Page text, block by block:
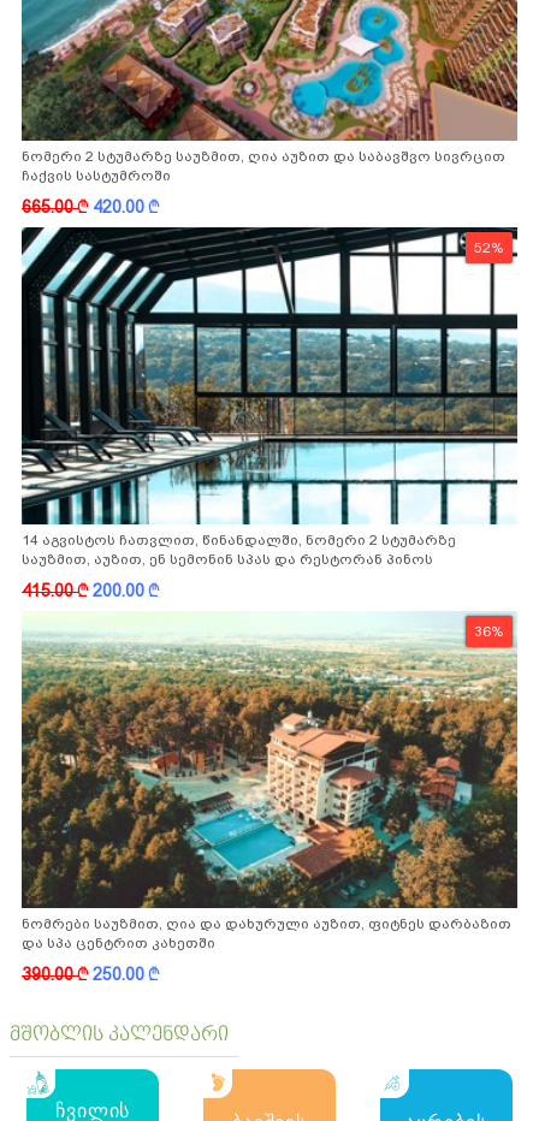
ნომერი 2 სტუმარზე საუზმით, ღია აუზით და საბავშვო სივრცით
ჩაქვის სასტუმროში
665.00k 420.00k
52%
14 აგვისტოს ჩათვლით, წინანდალში, ნომერი 2 სტუმარზე
საუზმით, აუზით, ენ სემონინ სპას და რესტორან პინოს
ფასდაკლებით
415.00k200.00k
36%
ნომრები საუზმით, ღია და დახურული აუზით, ფიტნეს დარბაზით
და სპა ცენტრით კახეთში
390.00k250.00k
მშობლის კალენდარი
ჩვილის